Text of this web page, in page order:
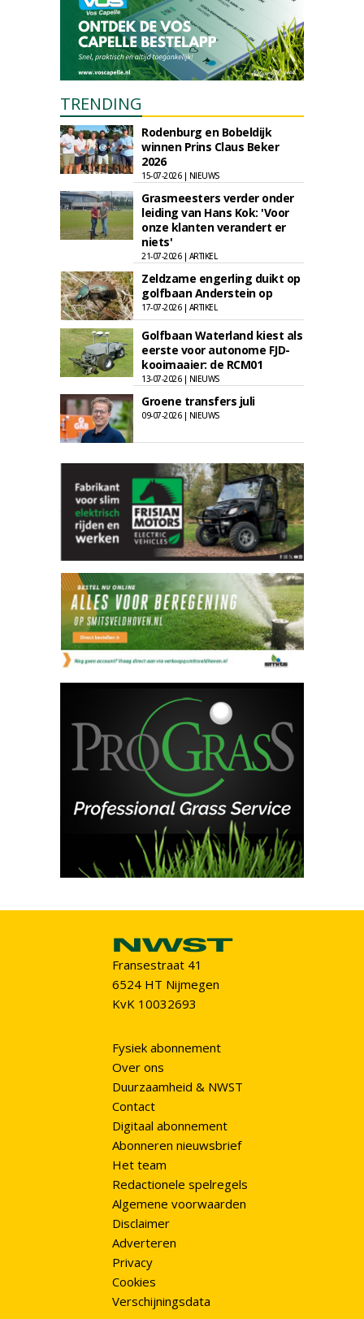
TRENDING
Rodenburg en Bobeldijk
winnen Prins Claus Beker
2026
15-07-2026 | NIEUWS
Grasmeesters verder onder
leiding van Hans Kok: 'Voor
onze klanten verandert er
niets'
21-07-2026 | ARTIKEL
Zeldzame engerling duikt op
golfbaan Anderstein op
17-07-2026 | ARTIKEL
Golfbaan Waterland kiest als
eerste voor autonome FJD-
kooimaaier: de RCM01
13-07-2026 | NIEUWS
Groene transfers juli
09-07-2026 | NIEUWS
Fransestraat 41
6524 HT Nijmegen
KvK 10032693
Fysiek abonnement
Over ons
Duurzaamheid & NWST
Contact
Digitaal abonnement
Abonneren nieuwsbrief
Het team
Redactionele spelregels
Algemene voorwaarden
Disclaimer
Adverteren
Privacy
Cookies
Verschijningsdata